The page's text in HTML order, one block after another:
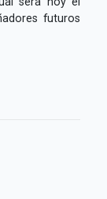
futuros